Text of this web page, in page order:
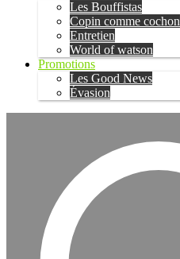
Les Bouffistas
Copin comme cochon
Entretien
World of watson
Promotions
Les Good News
Évasion